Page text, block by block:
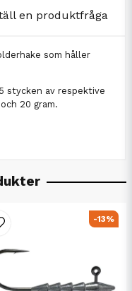
en produktfråga
som håller
stycken av respektive
20 gram.
-13%